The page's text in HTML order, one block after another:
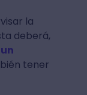
la
deberá,
tener